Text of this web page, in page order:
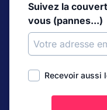
Suivez la
vous (pannes...)
Recevoir aussi